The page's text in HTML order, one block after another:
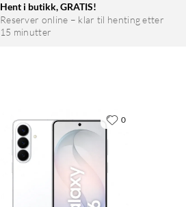
Hent i butikk, GRATIS!
Reserver online – klar til henting etter
15 minutter
0